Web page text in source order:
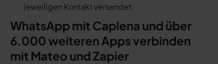
jeweiligen Kontakt versendet.
WhatsApp mit Caplena und über
6.000 weiteren Apps verbinden
mit Mateo und Zapier